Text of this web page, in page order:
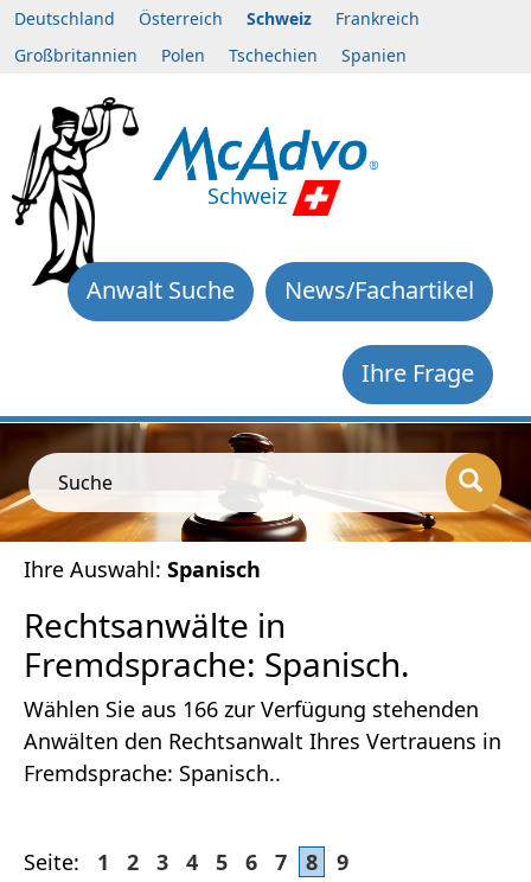
Deutschland Österreich Schweiz
Frankreich
Großbritannien
Polen Tschechien Spanien
Schweiz
News/Fachartikel
Anwalt Suche
Ihre Frage
Suche
Ihre Auswahl: Spanisch
Rechtsanwälte in
Fremdsprache: Spanisch.
Wählen Sie aus 166 zur Verfügung stehenden
Anwälten den Rechtsanwalt Ihres Vertrauens in
Fremdsprache: Spanisch..
Seite: 1 2 3 4 5 6 7 8 9